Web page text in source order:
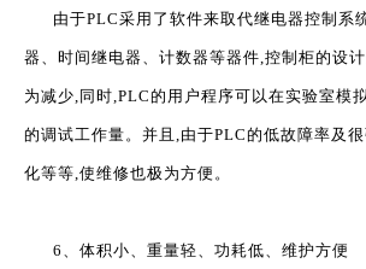
由于PLC采用了软件来取代继电器控制系
器、时间继电器、计数器等器件,控制柜的设
为减少,同时,PLC的用户程序可以在实验室模
的调试工作量。并且,由于PLC的低故障率及
化等等,使维修也极为方便。
6、体积小、重量轻、功耗低、维护方便